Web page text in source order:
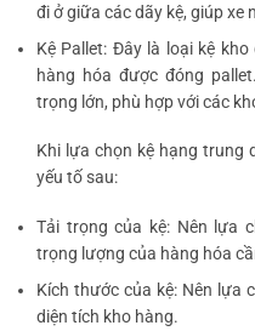
đi ở giữa các dãy kệ, giúp xe
Kệ Pallet: Đây là loại kệ
hàng hóa được đóng
trọng lớn, phù hợp với các
Khi lựa chọn kệ hạng trung
yếu tố sau:
Tải trọng của kệ: Nên lựa
trọng lượng của hàng hóa
Kích thước của kệ: Nên lựa
diện tích kho hàng.